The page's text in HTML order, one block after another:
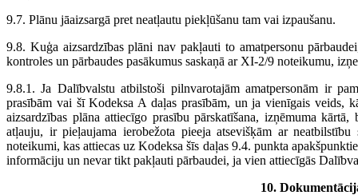
9.7. Plānu jāaizsargā pret neatļautu piekļūšanu tam vai izpaušanu.
9.8. Kuģa aizsardzības plāni nav pakļauti to amatpersonu
kontroles un pārbaudes pasākumus saskaņā ar XI-2/9 noteikumu,
9.8.1. Ja Dalībvalstu atbilstoši pilnvarotajām amatpersonām ir
prasībām vai šī Kodeksa A daļas prasībām, un ja vienīgais veids,
aizsardzības plāna attiecīgo prasību pārskatīšana, izņēmuma
atļauju, ir pieļaujama ierobežota pieeja atsevišķām ar
noteikumi, kas attiecas uz Kodeksa šīs daļas 9.4. punkta
informāciju un nevar tikt pakļauti pārbaudei, ja vien attiecīgās
10.